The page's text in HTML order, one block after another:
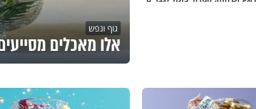
גוף ונפש
אלו מאכלים